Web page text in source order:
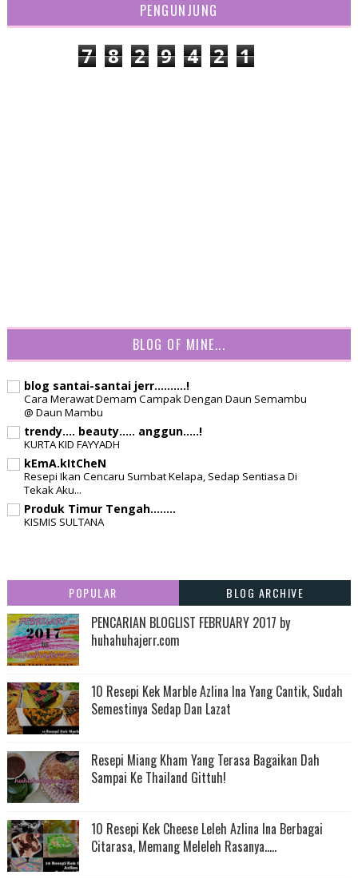
PENGUNJUNG
7 8 2 9 4 2 1
BLOG OF MINE...
blog santai-santai jerr..........!
Cara Merawat Demam Campak Dengan Daun Semambu
@ Daun Mambu
trendy.... beauty..... anggun.....!
KURTA KID FAYYADH
kEmA.kItCheN
Resepi Ikan Cencaru Sumbat Kelapa, Sedap Sentiasa Di
Tekak Aku...
Produk Timur Tengah........
KISMIS SULTANA
POPULAR BLOG ARCHIVE
PENCARIAN BLOGLIST FEBRUARY 2017 by
huhahuhajerr.com
10 Resepi Kek Marble Azlina Ina Yang Cantik, Sudah
Semestinya Sedap Dan Lazat
Resepi Miang Kham Yang Terasa Bagaikan Dah
Sampai Ke Thailand Gittuh!
10 Resepi Kek Cheese Leleh Azlina Ina Berbagai
Citarasa, Memang Meleleh Rasanya.....